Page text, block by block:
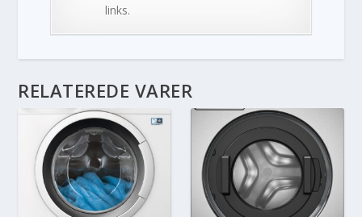
links.
RELATEREDE VARER